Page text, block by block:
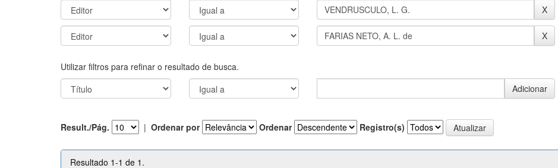
Utilizar filtros para refinar o resultado de busca.
Result./Pág. | Ordenar por Ordenar Registro(s)
Resultado 1-1 de 1.